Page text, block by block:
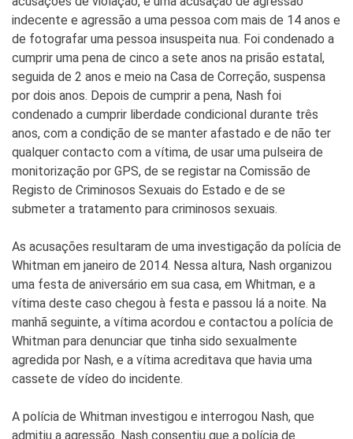
indecente e agressão a uma pessoa com mais de 14 anos e
de fotografar uma pessoa insuspeita nua. Foi condenado a
cumprir uma pena de cinco a sete anos na prisão estatal,
seguida de 2 anos e meio na Casa de Correção, suspensa
por dois anos. Depois de cumprir a pena, Nash foi
condenado a cumprir liberdade condicional durante três
anos, com a condição de se manter afastado e de não ter
qualquer contacto com a vítima, de usar uma pulseira de
monitorização por GPS, de se registar na Comissão de
Registo de Criminosos Sexuais do Estado e de se
submeter a tratamento para criminosos sexuais.
As acusações resultaram de uma investigação da polícia de
Whitman em janeiro de 2014. Nessa altura, Nash organizou
uma festa de aniversário em sua casa, em Whitman, e a
vítima deste caso chegou à festa e passou lá a noite. Na
manhã seguinte, a vítima acordou e contactou a polícia de
Whitman para denunciar que tinha sido sexualmente
agredida por Nash, e a vítima acreditava que havia uma
cassete de vídeo do incidente.
A polícia de Whitman investigou e interrogou Nash, que
admitiu a agressão. Nash consentiu que a polícia de